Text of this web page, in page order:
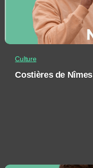
Culture
Costières de Nîmes